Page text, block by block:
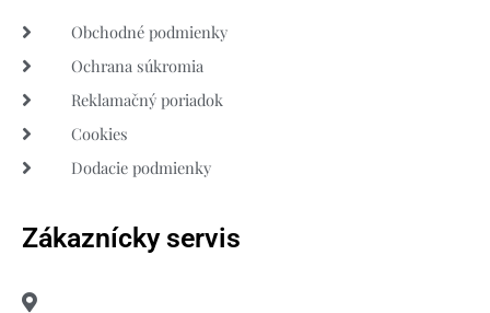
Obchodné podmienky
Ochrana súkromia
Reklamačný poriadok
Cookies
Dodacie podmienky
Zákaznícky servis